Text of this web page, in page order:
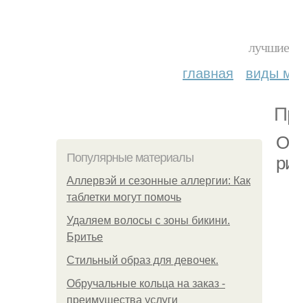
главная виды
Популярные материалы
Аллервэй и сезонные аллергии: Как
таблетки могут помочь
Удаляем волосы с зоны бикини.
Бритье
Стильный образ для девочек.
Обручальные кольца на заказ -
преимущества услуги